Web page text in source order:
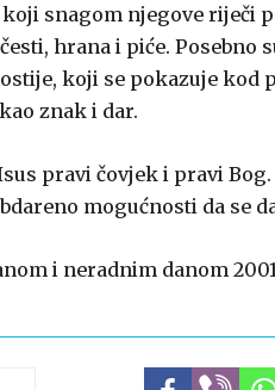
snagom njegove riječi
hrana i piće. Posebno
koji se pokazuje kod
znak i dar.
pravi čovjek i pravi
mogućnosti da se
i neradnim danom